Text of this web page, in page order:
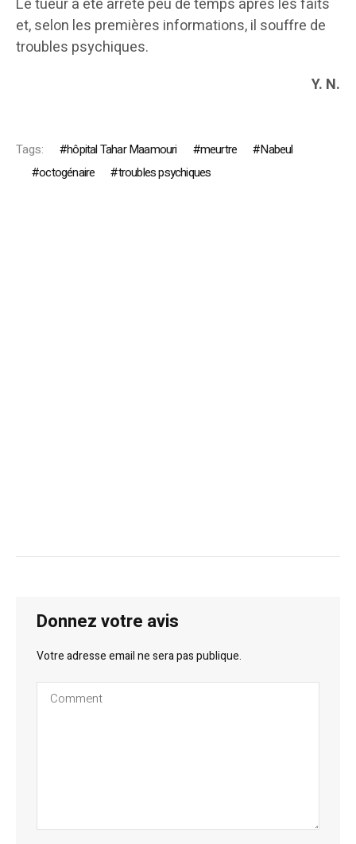
Le tueur a été arrêté peu de temps après les faits
et, selon les premières informations, il souffre de
troubles psychiques.
Y. N.
Tags: hôpital Tahar Maamouri meurtre
Nabeul
octogénaire
troubles psychiques
Donnez votre avis
Votre adresse email ne sera pas publique.